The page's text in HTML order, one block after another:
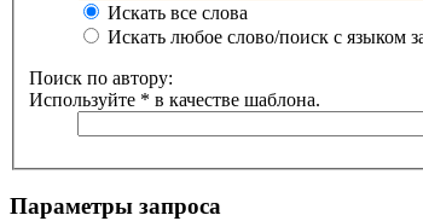
Искать все слова
Искать любое слово/поиск с языком
Поиск по автору:
Используйте * в качестве шаблона.
Параметры запроса